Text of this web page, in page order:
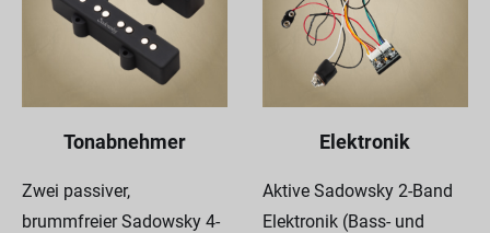
Tonabnehmer
Zwei passiver,
brummfreier Sadowsky 4-
Elektronik
Aktive Sadowsky 2-Band
Elektronik (Bass- und